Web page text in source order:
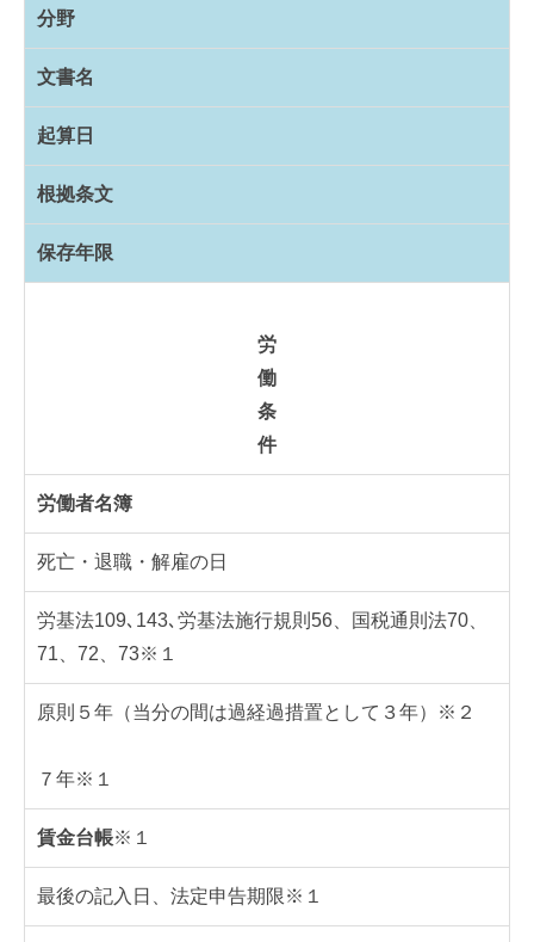
分野
文書名
起算日
根拠条文
保存年限
労
働
条
件
労働者名簿
死亡・退職・解雇の日
労基法109､143､労基法施行規則56、国税通則法70、
71、72、73※１
原則５年（当分の間は過経過措置として３年）※２
７年※１
賃金台帳※１
最後の記入日、法定申告期限※１